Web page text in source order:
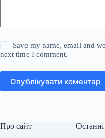
Save my name, email and
next time I comment.
Опублікувати коментар
Про сайт